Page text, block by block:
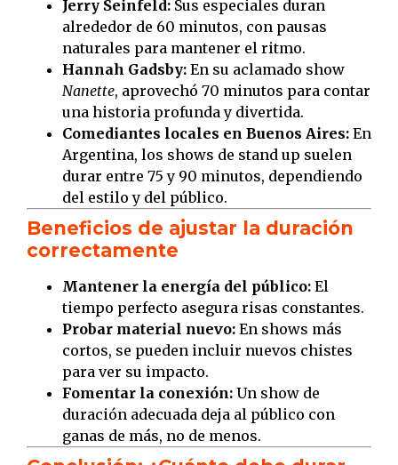
Jerry Seinfeld: Sus especiales duran
alrededor de 60 minutos, con pausas
naturales para mantener el ritmo.
Hannah Gadsby: En su aclamado show
Nanette, aprovechó 70 minutos para contar
una historia profunda y divertida.
Comediantes locales en Buenos Aires: En
Argentina, los shows de stand up suelen
durar entre 75 y 90 minutos, dependiendo
del estilo y del público.
Beneficios de ajustar la duración
correctamente
Mantener la energía del público: El
tiempo perfecto asegura risas constantes.
Probar material nuevo: En shows más
cortos, se pueden incluir nuevos chistes
para ver su impacto.
Fomentar la conexión: Un show de
duración adecuada deja al público con
ganas de más, no de menos.